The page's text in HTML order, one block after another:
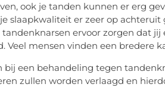
ook je tanden kunnen er erg
slaapkwaliteit er zeer op
ervoor zorgen dat
Veel mensen vinden een bredere
een behandeling tegen
zullen worden verlaagd en